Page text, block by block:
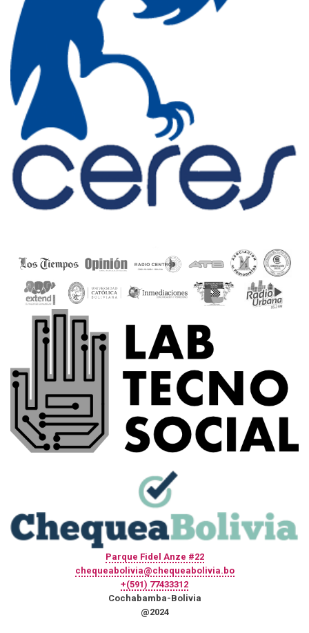
Parque Fidel Anze #22
chequeabolivia@chequeabolivia.bo
+(591) 77433312
Cochabamba-Bolivia
@2024